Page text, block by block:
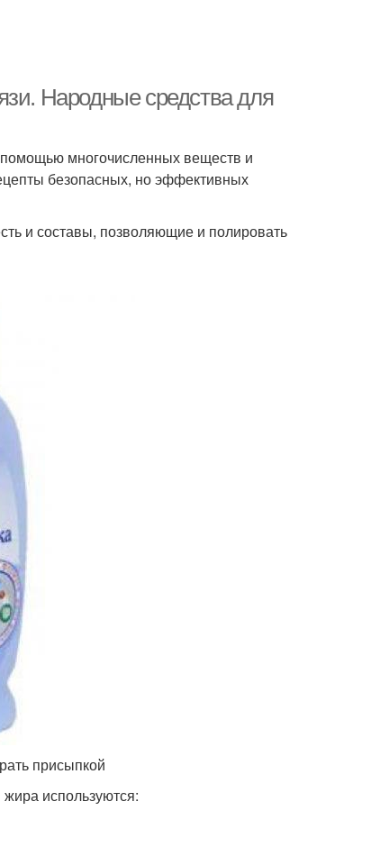
Народные средства для
многочисленных веществ и
безопасных, но эффективных
и составы, позволяющие и полировать
присыпкой
используются: